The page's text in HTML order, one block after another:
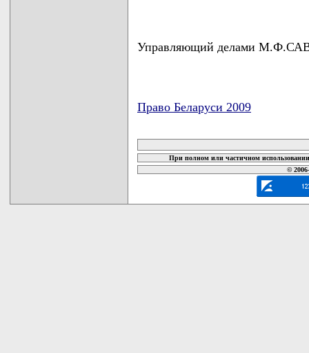
Управляющий делами
Право Беларуси 2009
При полном или частичном
©